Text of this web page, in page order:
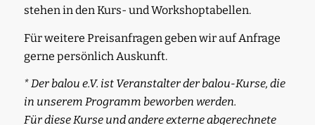
stehen in den Kurs- und Workshoptabellen.
Für weitere Preisanfragen geben wir auf Anfrage
gerne persönlich Auskunft.
* Der balou e.V. ist Veranstalter der balou-Kurse, die
in unserem Programm beworben werden.
Für diese Kurse und andere externe abgerechnete